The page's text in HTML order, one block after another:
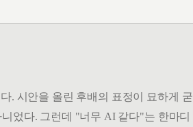
. 시안을 올린 후배의 표정이 묘하게
었다. 그런데 "너무 AI 같다"는 한마디